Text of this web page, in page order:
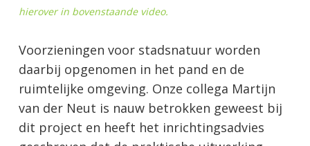
hierover in bovenstaande video.
Voorzieningen voor stadsnatuur worden
daarbij opgenomen in het pand en de
ruimtelijke omgeving. Onze collega Martijn
van der Neut is nauw betrokken geweest bij
dit project en heeft het inrichtingsadvies